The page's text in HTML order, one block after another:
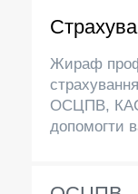
Жираф
ОСЦПВ,
допомогти